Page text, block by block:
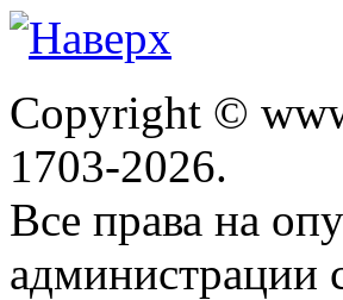
Copyright ©
1703-2026.
Все права на
администрации